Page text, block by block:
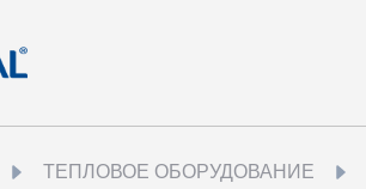
ТЕПЛОВОЕ ОБОРУДОВАНИЕ